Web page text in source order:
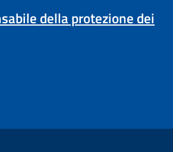
della protezione dei